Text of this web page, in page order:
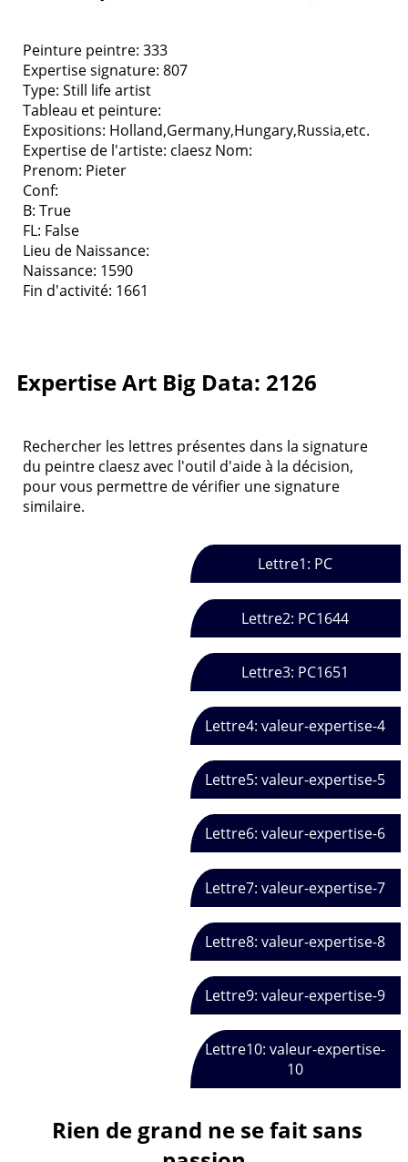
Peinture peintre: 333
Expertise signature: 807
Type: Still life artist
Tableau et peinture:
Expositions: Holland,Germany,Hungary,Russia,etc.
Expertise de l'artiste: claesz Nom:
Prenom: Pieter
Conf:
B: True
FL: False
Lieu de Naissance:
Naissance: 1590
Fin d'activité: 1661
Expertise Art Big Data: 2126
Rechercher les lettres présentes dans la signature
du peintre claesz avec l'outil d'aide à la décision,
pour vous permettre de vérifier une signature
similaire.
Lettre1: PC
Lettre2: PC1644
Lettre3: PC1651
Lettre4: valeur-expertise-4
Lettre5: valeur-expertise-5
Lettre6: valeur-expertise-6
Lettre7: valeur-expertise-7
Lettre8: valeur-expertise-8
Lettre9: valeur-expertise-9
Lettre10: valeur-expertise-
10
Rien de grand ne se fait sans